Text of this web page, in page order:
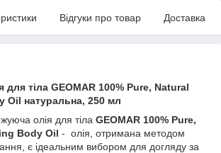
Відгуки про товар Доставка
тіла GEOMAR 100% Pure, Natural
Oil натуральна, 250 мл
олія для тіла GEOMAR 100% Pure,
Body Oil - олія, отримана методом
є ідеальним вибором для догляду за